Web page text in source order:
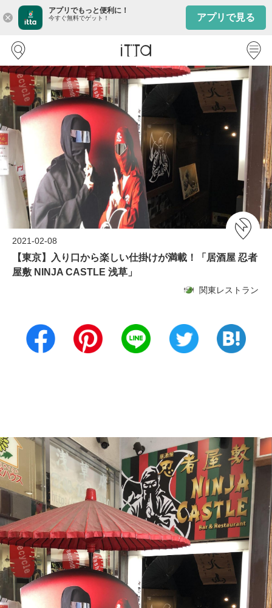
close
アプリでもっと便利に！
今すぐ無料でゲット！ アプリで見る
2021-02-08
【東京】入り口から楽しい仕掛けが満載！「居酒屋 忍者
屋敷 NINJA CASTLE 浅草」
関東レストラン